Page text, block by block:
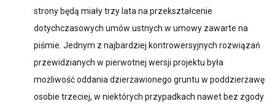
strony będą miały trzy lata na przekształcenie
dotychczasowych umów ustnych w umowy zawarte na
piśmie. Jednym z najbardziej kontrowersyjnych rozwiązań
przewidzianych w pierwotnej wersji projektu była
możliwość oddania dzierżawionego gruntu w poddzierżawę
osobie trzeciej, w niektórych przypadkach nawet bez zgody